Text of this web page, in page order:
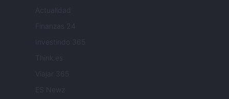
Actualidad
Finanzas 24
Investindo 365
Think.es
Viajar 365
ES Newz